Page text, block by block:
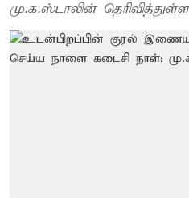
மு.க.ஸ்டாலின்